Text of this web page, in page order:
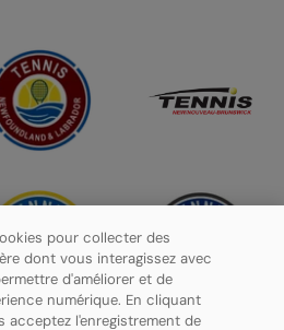
pour collecter des
dont vous interagissez avec
d'améliorer et de
numérique. En cliquant
acceptez l'enregistrement de